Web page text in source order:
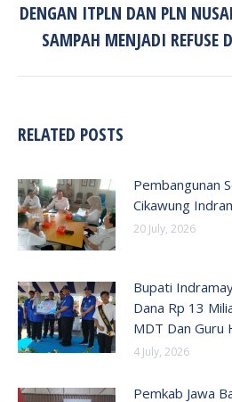
Next
post:
DENGAN ITPLN DAN PLN
SAMPAH MENJADI REFUSE
RELATED POSTS
Pembangunan
Cikawung
20 July, 2026
Bupati
Dana Rp 13
MDT Dan Guru
4 July, 2026
Pemkab Jawa